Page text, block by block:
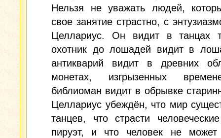
Нельзя не уважать людей,
свое занятие страстно, с
Целлариус. Он видит в танцах
охотник до лошадей видит в
антикварий видит в древних
монетах, изгрызенных
библиоман видит в обрывке
Целлариус убеждён, что мир
танцев, что страсти
пируэт, и что человек не